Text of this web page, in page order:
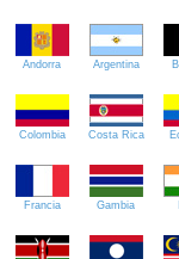
Andorra Argentina
Colombia Costa Rica
Francia Gambia